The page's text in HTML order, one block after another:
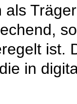
ist.
in